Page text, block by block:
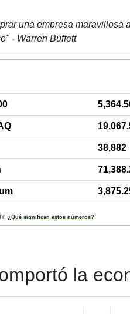
una empresa
- Warren Buffett
38,882
¿Qué significan estos números?
la